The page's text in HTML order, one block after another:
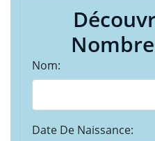
Nom:
Date De Naissance: